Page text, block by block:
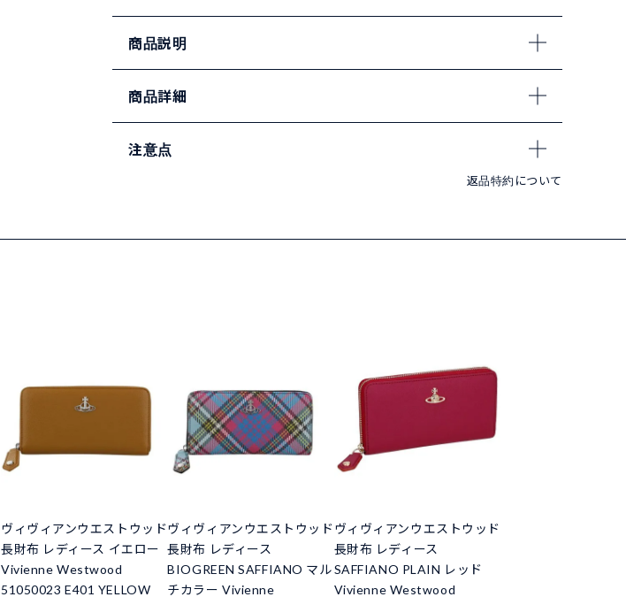
商品説明
商品詳細
注意点
返品特約について
ヴィヴィアンウエストウッド
長財布 レディース イエロー
Vivienne Westwood
51050023 E401 YELLOW
ヴィヴィアンウエストウッド
長財布 レディース
BIOGREEN SAFFIANO マル
チカラー Vivienne
ヴィヴィアンウエストウッド
長財布 レディース
SAFFIANO PLAIN レッド
Vivienne Westwood